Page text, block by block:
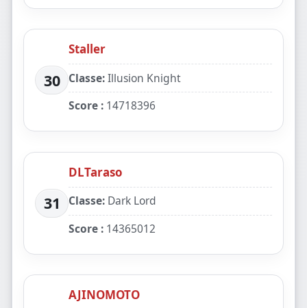
30
Staller
Classe:Illusion Knight
Score : 14718396
31
DLTaraso
Classe: Dark Lord
Score : 14365012
AJINOMOTO